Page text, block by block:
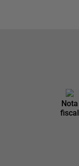
Nota
fiscal